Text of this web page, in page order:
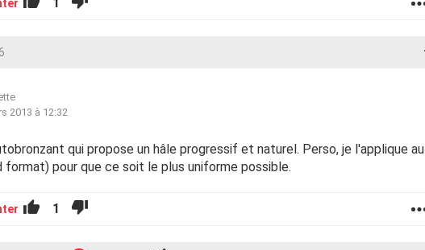
2013 à 12:32
qui propose un hâle progressif et naturel. Perso, je l'applique au
format) pour que ce soit le plus uniforme possible.
1